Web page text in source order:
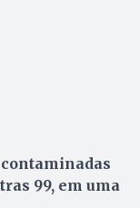
99, em uma